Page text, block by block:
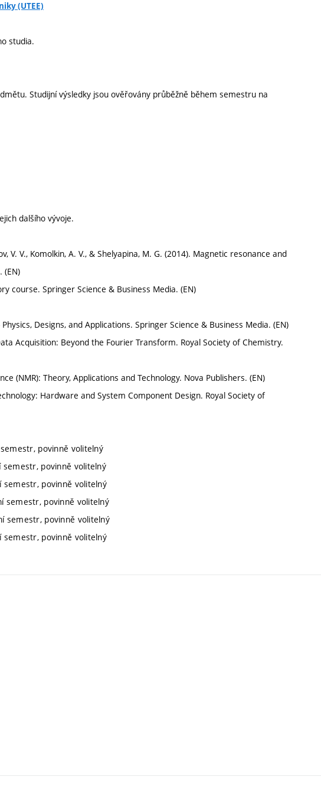
(UTEE)
studia.
Studijní výsledky jsou ověřovány průběžně během semestru na
dalšího vývoje.
V. V., Komolkin, A. V., & Shelyapina, M. G. (2014). Magnetic resonance and
(EN)
course. Springer Science & Business Media. (EN)
Designs, and Applications. Springer Science & Business Media. (EN)
Acquisition: Beyond the Fourier Transform. Royal Society of Chemistry.
(NMR): Theory, Applications and Technology. Nova Publishers. (EN)
Hardware and System Component Design. Royal Society of
povinně volitelný
povinně volitelný
povinně volitelný
semestr, povinně volitelný
semestr, povinně volitelný
povinně volitelný